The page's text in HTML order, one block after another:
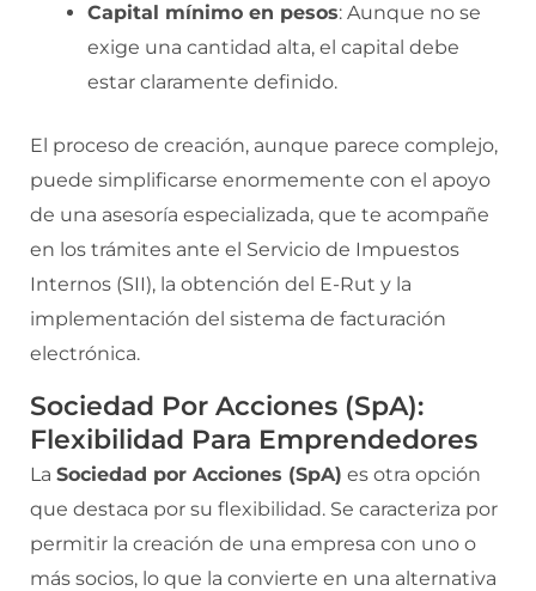
Capital mínimo en pesos: Aunque no se
exige una cantidad alta, el capital debe
estar claramente definido.
El proceso de creación, aunque parece complejo,
puede simplificarse enormemente con el apoyo
de una asesoría especializada, que te acompañe
en los trámites ante el Servicio de Impuestos
Internos (SII), la obtención del E-Rut y la
implementación del sistema de facturación
electrónica.
Sociedad Por Acciones (SpA):
Flexibilidad Para Emprendedores
La Sociedad por Acciones (SpA) es otra opción
que destaca por su flexibilidad. Se caracteriza por
permitir la creación de una empresa con uno o
más socios, lo que la convierte en una alternativa